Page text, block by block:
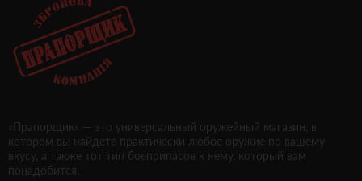
«Прапорщик» — это универсальный оружейный магазин, в
котором вы найдете практически любое оружие по вашему
вкусу, а также тот тип боеприпасов к нему, который вам
понадобится.